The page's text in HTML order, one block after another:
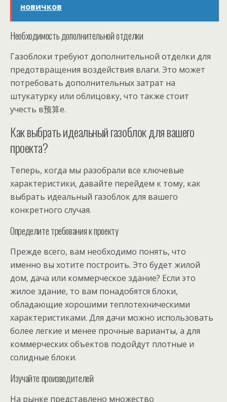
новичков
Необходимость дополнительной отделки
Газоблоки требуют дополнительной отделки для
предотвращения воздействия влаги. Это может
потребовать дополнительных затрат на
штукатурку или облицовку, что также стоит
учесть в预算e.
Как выбрать идеальный газоблок для вашего
проекта?
Теперь, когда мы разобрали все ключевые
характеристики, давайте перейдем к тому, как
выбрать идеальный газоблок для вашего
конкретного случая.
Определите требования к проекту
Прежде всего, вам необходимо понять, что
именно вы хотите построить. Это будет жилой
дом, дача или коммерческое здание? Если это
жилое здание, то вам понадобятся блоки,
обладающие хорошими теплотехническими
характеристиками. Для дачи можно использовать
более легкие и менее прочные варианты, а для
коммерческих объектов подойдут плотные и
солидные блоки.
Изучайте производителей
На рынке представлено множество